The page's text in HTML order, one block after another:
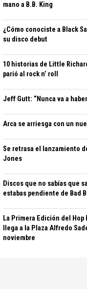
mano a B.B. King
¿Cómo conociste a Black
su disco debut
10 historias de Little
parió al rock n’ roll
Jeff Gutt: “Nunca va a
Arca se arriesga con un
Se retrasa el lanzamiento
Jones
Discos que no sabías que
estabas pendiente de Bad
La Primera Edición del
llega a la Plaza Alfredo
noviembre